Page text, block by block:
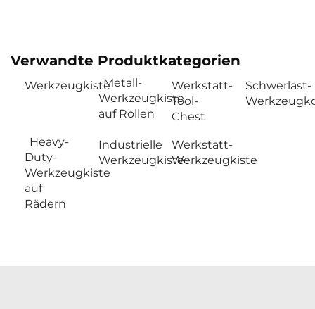
Verwandte Produktkategorien
WerkzeugkisteMetall-
Werkzeugkiste
auf Rollen
Werkstatt-
Tool-
Chest
Schwerlast-
Heavy-
Duty-
Werkzeugkiste
auf
Rädern
Industrielle
Werkzeugkiste
Werkstatt-
Werkzeugkiste